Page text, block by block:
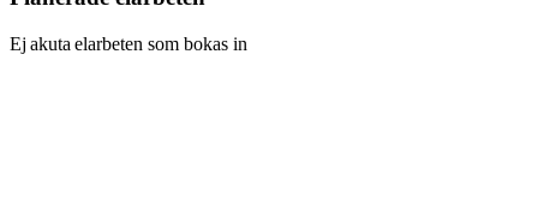
Ej akuta elarbeten som bokas in